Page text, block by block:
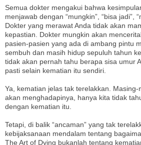
Semua dokter mengakui bahwa
menjawab dengan “mungkin”, “bisa jadi”,
Dokter yang merawat Anda tidak akan
kepastian. Dokter mungkin akan
pasien-pasien yang ada di ambang pintu
sembuh dan masih hidup sepuluh tahun
tidak akan pernah tahu berapa sisa umur
pasti selain kematian itu sendiri.
Ya, kematian jelas tak terelakkan.
akan menghadapinya, hanya kita tidak
dengan kematian itu.
Tetapi, di balik “ancaman” yang tak
kebijaksanaan mendalam tentang
The Art of Dying bukanlah tentang